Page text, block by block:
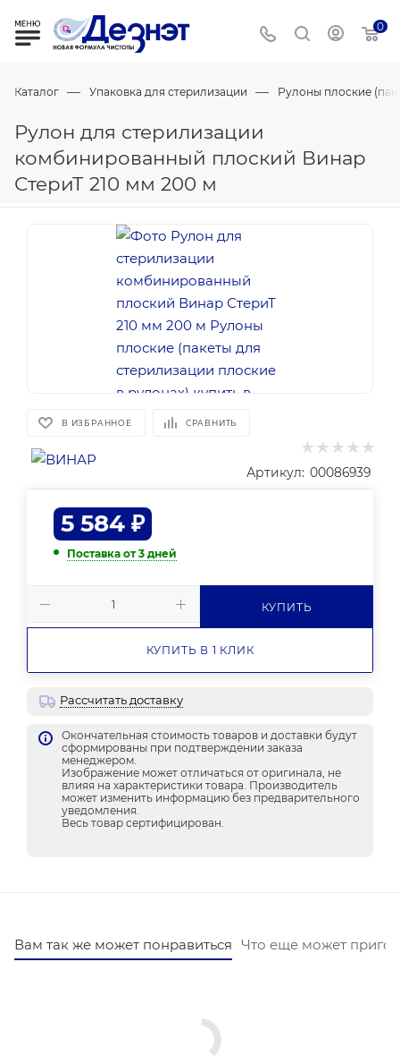
0
Каталог — Упаковка для стерилизации — Рулоны плоские
Рулон для стерилизации
комбинированный плоский Винар
СтериТ 210 мм 200 м
В ИЗБРАННОЕ СРАВНИТЬ
Артикул: 00086939
5 584 ₽
Поставка от 3 дней
КУПИТЬ
КУПИТЬ В 1 КЛИК
Рассчитать доставку
Окончательная стоимость товаров и доставки будут
сформированы при подтверждении заказа
менеджером.
Изображение может отличаться от оригинала, не
влияя на характеристики товара. Производитель
может изменить информацию без предварительного
уведомления.
Весь товар сертифицирован.
Вам так же может понравиться Что еще может